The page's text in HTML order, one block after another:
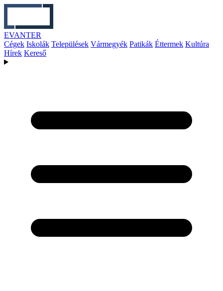
EVANTER
Cégek Iskolák Települések Vármegyék Patikák Éttermek Kultúra
Hírek Kereső